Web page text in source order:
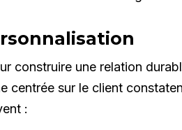
construire une relation
centrée sur le client
: